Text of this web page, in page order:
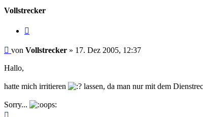
Vollstrecker
Beitrag
von Vollstrecker » 17. Dez 2005, 12:37
Hallo,
hatte mich irritieren lassen, da man nur mit dem
Sorry...